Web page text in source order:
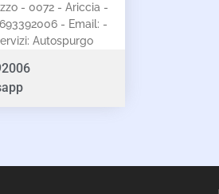
- 0072 - Ariccia -
- Email: -
Autospurgo